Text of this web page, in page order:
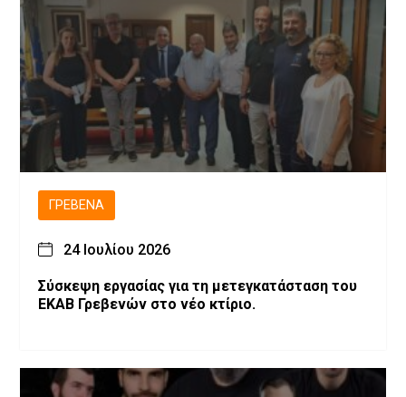
ΓΡΕΒΕΝΆ
24 Ιουλίου 2026
Σύσκεψη εργασίας για τη μετεγκατάσταση του
ΕΚΑΒ Γρεβενών στο νέο κτίριο.